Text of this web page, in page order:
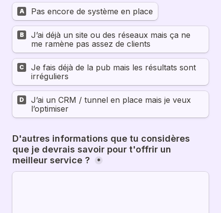
A Pas encore de système en place
B
J’ai déjà un site ou des réseaux mais ça ne
me ramène pas assez de clients
C
Je fais déjà de la pub mais les résultats sont
irréguliers
D
J’ai un CRM / tunnel en place mais je veux
l’optimiser
D'autres informations que tu considères
que je devrais savoir pour t'offrir un
meilleur service ?
*